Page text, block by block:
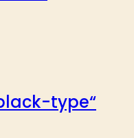
type“